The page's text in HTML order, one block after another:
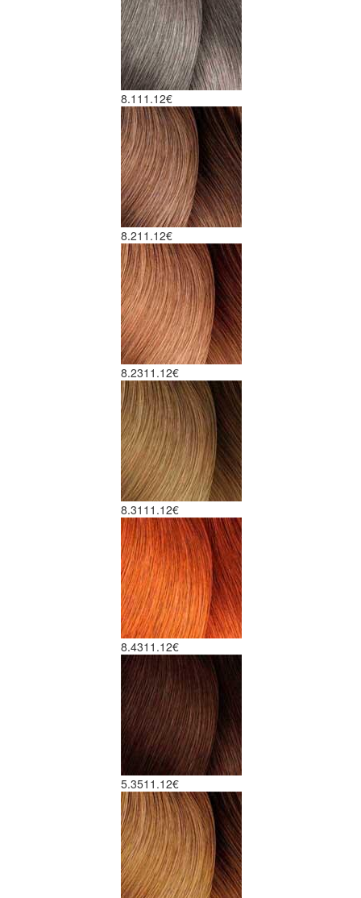
8.1 11.12€
8.211.12€
8.2311.12€
8.31 11.12€
8.4311.12€
5.3511.12€